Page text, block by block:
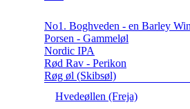
No1. Boghveden - en Barley
Porsen - Gammeløl
Nordic IPA
Rød Rav - Perikon
Røg øl (Skibsøl)
Hvedeøllen (Freja)